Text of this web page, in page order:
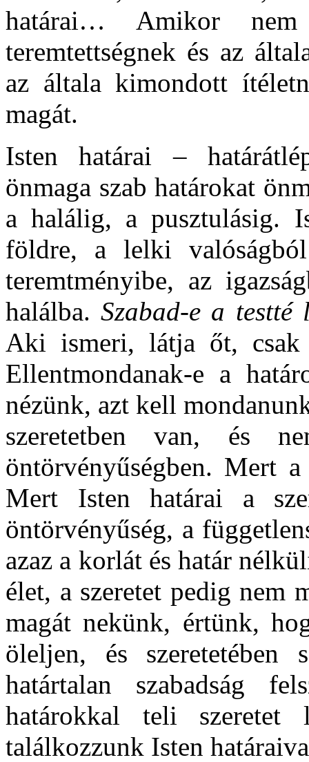
határai… Amikor
teremtettségnek és az
az általa kimondott
magát.
Isten határai –
önmaga szab határokat
a halálig, a pusztulásig.
földre, a lelki
teremtményibe, az
halálba.Szabad-e a
Aki ismeri, látja őt, csak
Ellentmondanak-e a
nézünk, azt kell
szeretetben van, és
öntörvényűségben. Mert
Mert Isten határai a
öntörvényűség, a
azaz a korlát és határ
élet, a szeretet pedig nem
magát nekünk, értünk,
öleljen, és szeretetében
határtalan szabadság
határokkal teli
találkozzunk Isten